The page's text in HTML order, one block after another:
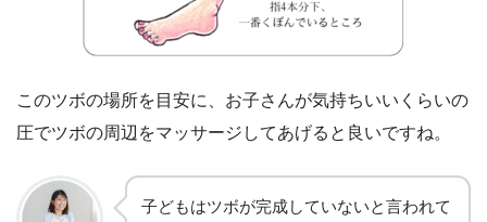
このツボの場所を目安に、お子さんが気持ちいいくらいの
圧でツボの周辺をマッサージしてあげると良いですね。
子どもはツボが完成していないと言われて